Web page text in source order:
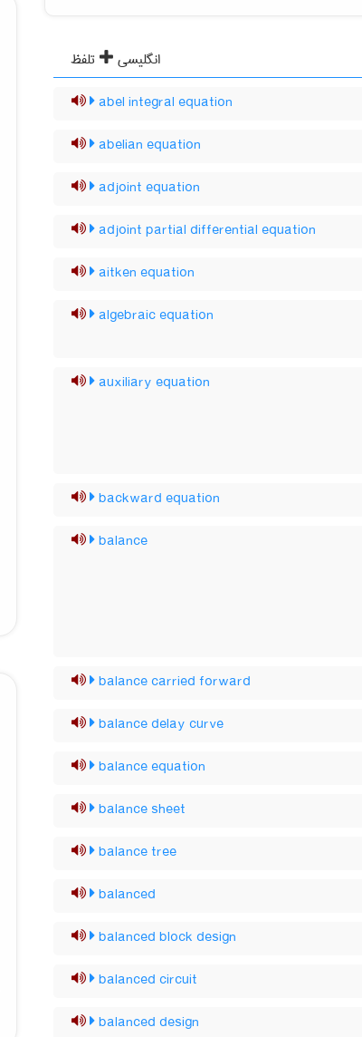
انگلیسی
تلفظ
abel integral equation
abelian equation
adjoint equation
adjoint partial differential equation
aitken equation
algebraic equation
auxiliary equation
backward equation
balance
balance carried forward
balance delay curve
balance equation
balance sheet
balance tree
balanced
balanced block design
balanced circuit
balanced design